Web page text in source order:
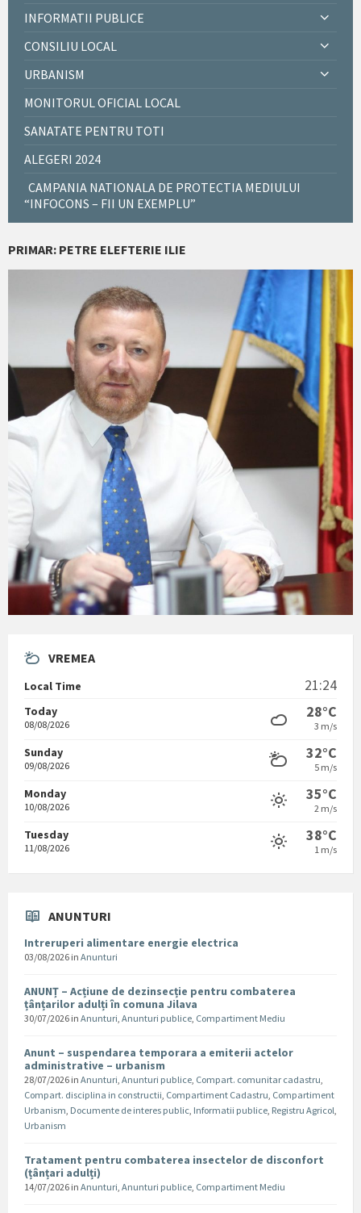
INFORMATII PUBLICE
CONSILIU LOCAL
URBANISM
MONITORUL OFICIAL LOCAL
SANATATE PENTRU TOTI
ALEGERI 2024
CAMPANIA NATIONALA DE PROTECTIA MEDIULUI
“INFOCONS – FII UN EXEMPLU”
PRIMAR: PETRE ELEFTERIE ILIE
VREMEA
Local Time 21:24
Today
08/08/2026
28°C
3 m/s
Sunday
09/08/2026
32°C
5 m/s
Monday
10/08/2026
35°C
2 m/s
Tuesday
11/08/2026
38°C
1 m/s
ANUNTURI
Intreruperi alimentare energie electrica
03/08/2026 in Anunturi
ANUNȚ – Acțiune de dezinsecție pentru combaterea
țânțarilor adulți în comuna Jilava
30/07/2026 in Anunturi, Anunturi publice, Compartiment Mediu
Anunt – suspendarea temporara a emiterii actelor
administrative – urbanism
28/07/2026 in Anunturi, Anunturi publice, Compart. comunitar cadastru,
Compart. disciplina in constructii, Compartiment Cadastru, Compartiment
Urbanism, Documente de interes public, Informatii publice, Registru Agricol,
Urbanism
Tratament pentru combaterea insectelor de disconfort
(țânțari adulți)
14/07/2026 in Anunturi, Anunturi publice, Compartiment Mediu